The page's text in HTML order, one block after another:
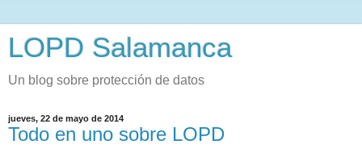
LOPD Salamanca
Un blog sobre protección de datos
jueves, 22 de mayo de 2014
Todo en uno sobre LOPD